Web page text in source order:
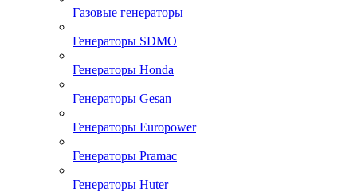
Газовые генераторы
Генераторы SDMO
Генераторы Honda
Генераторы Gesan
Генераторы Europower
Генераторы Pramac
Генераторы Huter